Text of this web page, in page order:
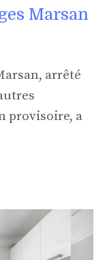
Marsan
arrêté
provisoire, a